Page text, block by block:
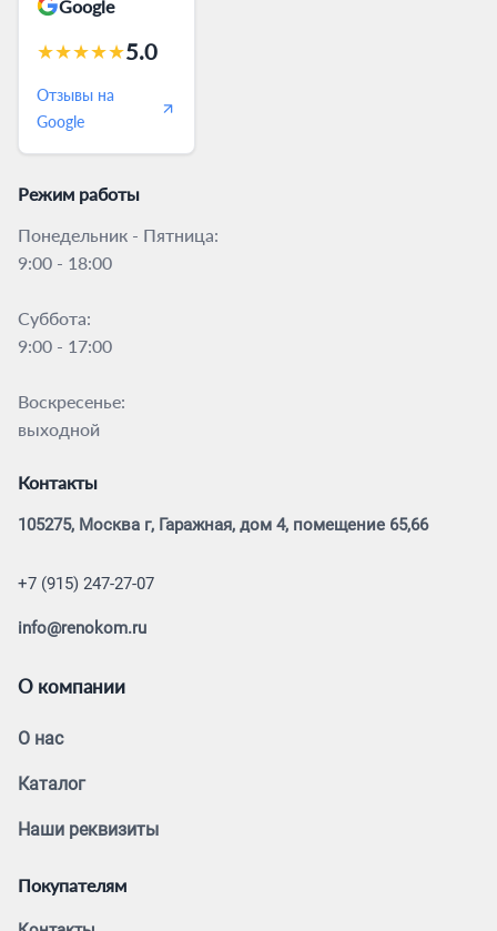
Google
★★★★★5.0
Отзывы на
Google
Режим работы
Понедельник - Пятница:
9:00 - 18:00
Суббота:
9:00 - 17:00
Воскресенье:
выходной
Контакты
105275, Москва г, Гаражная, дом 4, помещение 65,66
+7 (915) 247-27-07
info@renokom.ru
О компании
О нас
Каталог
Наши реквизиты
Покупателям